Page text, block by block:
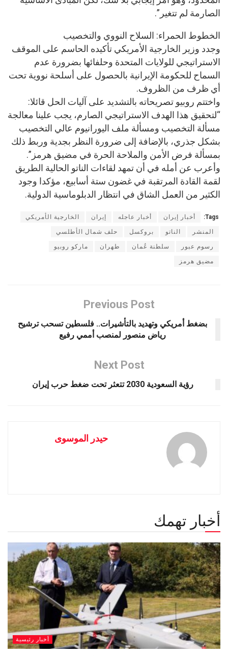
الصارمة لم تتغير”.
الخطوط الحمراء: السلاح النووي والتخصيب
وجدد وزير الخارجية الأمريكي تأكيده الحاسم على الموقف
الاستراتيجي للولايات المتحدة وحلفائها بضرورة عدم
السماح للحكومة الإيرانية بالحصول على أسلحة نووية تحت
أي ظرف من الظروف.
واختتم روبيو تصريحاته بالتشديد على آليات الحل قائلا:
“لتحقيق هذا الهدف الاستراتيجي الصارم، يجب علينا معالجة
مسألة التخصيب ومسألة ملف اليورانيوم عالي التخصيب
بشكل جذري، بالإضافة إلى ضرورة النظر بجدية وربط ذلك
بمسألة فرض الأمن والملاحة الحرة في مضيق هرمز”.
وأعرب عن أمله في أن تمهد لقاءات الناتو الحالية الطريق
لقمة القادة المرتقبة في غضون ستة أسابيع، مؤكدا وجود
الكثير من العمل الشاق في انتظار الدبلوماسية الدولية.
Tags: أخبار إيران أخبار عاجله إيران الخارجية الأمريكي
المنشر الناتو بروكسل حلف شمال الأطلسي
رسوم عبور سلطنة عُمان طهران ماركو روبيو
مضيق هرمز
Previous Post
بضغط أمريكي وتهديد بالتأشيرات.. فلسطين تسحب ترشيح
رياض منصور لمنصب أممي رفيع
Next Post
رؤية السعودية 2030 تتعثر تحت ضغط حرب إيران
حيدر الموسوى
أخبار تهمك
أخبار رئيسية